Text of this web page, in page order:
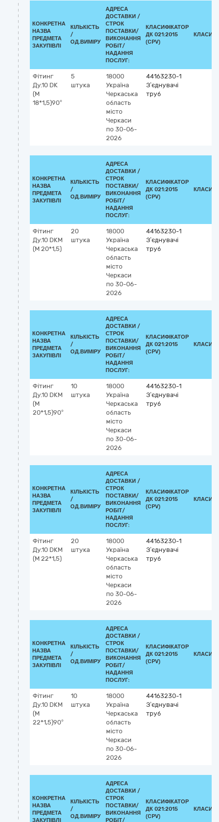
КОНКРЕТНА
НАЗВА
ПРЕДМЕТА
ЗАКУПІВЛІ
КІЛЬКІСТЬ
/
ОД.ВИМІРУ
АДРЕСА
ДОСТАВКИ /
СТРОК
ПОСТАВКИ/
ВИКОНАННЯ
РОБІТ/
НАДАННЯ
ПОСЛУГ:
КЛАСИФІКАТОР
ДК 021:2015
(CPV)
Фітинг
Ду.10 DK
(М
18*1,5)90°
5
штука
18000
Україна
Черкаська
область
місто
Черкаси
по 30-06-
2026
44163230-1
З’єднувачі
труб
КОНКРЕТНА
НАЗВА
ПРЕДМЕТА
ЗАКУПІВЛІ
КІЛЬКІСТЬ
/
ОД.ВИМІРУ
АДРЕСА
ДОСТАВКИ /
СТРОК
ПОСТАВКИ/
ВИКОНАННЯ
РОБІТ/
НАДАННЯ
ПОСЛУГ:
КЛАСИФІКАТОР
ДК 021:2015
(CPV)
Фітинг
Ду.10 DKМ
(М 20*1,5)
20
штука
18000
Україна
Черкаська
область
місто
Черкаси
по 30-06-
2026
44163230-1
З’єднувачі
труб
КОНКРЕТНА
НАЗВА
ПРЕДМЕТА
ЗАКУПІВЛІ
КІЛЬКІСТЬ
/
ОД.ВИМІРУ
АДРЕСА
ДОСТАВКИ /
СТРОК
ПОСТАВКИ/
ВИКОНАННЯ
РОБІТ/
НАДАННЯ
ПОСЛУГ:
КЛАСИФІКАТОР
ДК 021:2015
(CPV)
Фітинг
Ду.10 DKМ
(М
20*1,5)90°
10
штука
18000
Україна
Черкаська
область
місто
Черкаси
по 30-06-
2026
44163230-1
З’єднувачі
труб
КОНКРЕТНА
НАЗВА
ПРЕДМЕТА
ЗАКУПІВЛІ
КІЛЬКІСТЬ
/
ОД.ВИМІРУ
АДРЕСА
ДОСТАВКИ /
СТРОК
ПОСТАВКИ/
ВИКОНАННЯ
РОБІТ/
НАДАННЯ
ПОСЛУГ:
КЛАСИФІКАТОР
ДК 021:2015
(CPV)
Фітинг
Ду.10 DKМ
(М 22*1,5)
20
штука
18000
Україна
Черкаська
область
місто
Черкаси
по 30-06-
2026
44163230-1
З’єднувачі
труб
КОНКРЕТНА
НАЗВА
ПРЕДМЕТА
ЗАКУПІВЛІ
КІЛЬКІСТЬ
/
ОД.ВИМІРУ
АДРЕСА
ДОСТАВКИ /
СТРОК
ПОСТАВКИ/
ВИКОНАННЯ
РОБІТ/
НАДАННЯ
ПОСЛУГ:
КЛАСИФІКАТОР
ДК 021:2015
(CPV)
Фітинг
Ду.10 DKМ
(М
22*1,5)90°
10
штука
18000
Україна
Черкаська
область
місто
Черкаси
по 30-06-
2026
44163230-1
З’єднувачі
труб
КОНКРЕТНА
НАЗВА
ПРЕДМЕТА
ЗАКУПІВЛІ
КІЛЬКІСТЬ
/
ОД.ВИМІРУ
АДРЕСА
ДОСТАВКИ /
СТРОК
ПОСТАВКИ/
ВИКОНАННЯ
РОБІТ/
КЛАСИФІКАТОР
ДК 021:2015
(CPV)